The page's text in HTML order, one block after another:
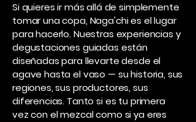
Si quieres ir más allá de simplemente
tomar una copa, Naga'chi es el lugar
para hacerlo. Nuestras experiencias y
degustaciones guiadas están
diseñadas para llevarte desde el
agave hasta el vaso — su historia, sus
regiones, sus productores, sus
diferencias. Tanto si es tu primera
vez con el mezcal como si ya eres